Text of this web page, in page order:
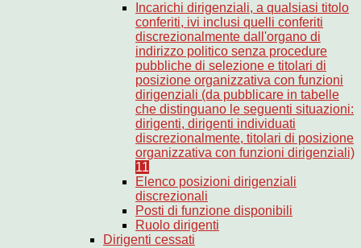
Incarichi dirigenziali, a qualsiasi titolo
conferiti, ivi inclusi quelli conferiti
discrezionalmente dall'organo di
indirizzo politico senza procedure
pubbliche di selezione e titolari di
posizione organizzativa con funzioni
dirigenziali (da pubblicare in tabelle
che distinguano le seguenti situazioni:
dirigenti, dirigenti individuati
discrezionalmente, titolari di posizione
organizzativa con funzioni dirigenziali)
11
Elenco posizioni dirigenziali
discrezionali
Posti di funzione disponibili
Ruolo dirigenti
Dirigenti cessati